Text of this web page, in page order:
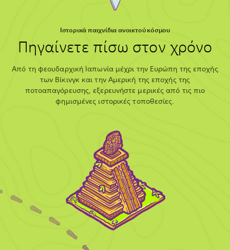
Ιστορικά παιχνίδια ανοικτού κόσμου
Πηγαίνετε πίσω στον χρόνο
Από τη φεουδαρχική Ιαπωνία μέχρι την Ευρώπη της εποχής
των Βίκινγκ και την Αμερική της εποχής της
ποτοαπαγόρευσης, εξερευνήστε μερικές από τις πιο
φημισμένες ιστορικές τοποθεσίες.